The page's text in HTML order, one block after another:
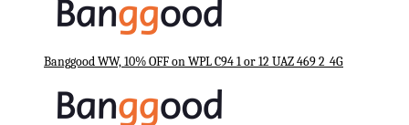
Banggood WW, 10% OFF on WPL C94 1 or 12 UAZ 469 2_4G